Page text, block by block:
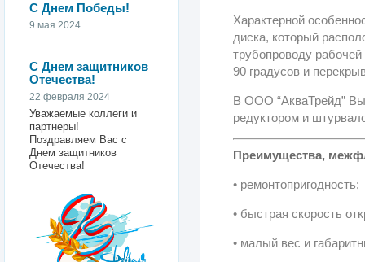
С Днем Победы!
9 мая 2024
С Днем защитников
Отечества!
22 февраля 2024
Уважаемые коллеги и
партнеры!
Поздравляем Вас с
Днем защитников
Отечества!
Характерной
диска, который
трубопроводу
90 градусов и
В ООО “АкваТрейд” Вы
редуктором и
Преимущества,
• ремонтопригодность;
• быстрая скорость
• малый вес и